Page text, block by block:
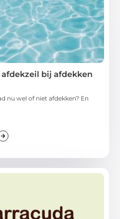
bij afdekken
nu wel of niet afdekken? En